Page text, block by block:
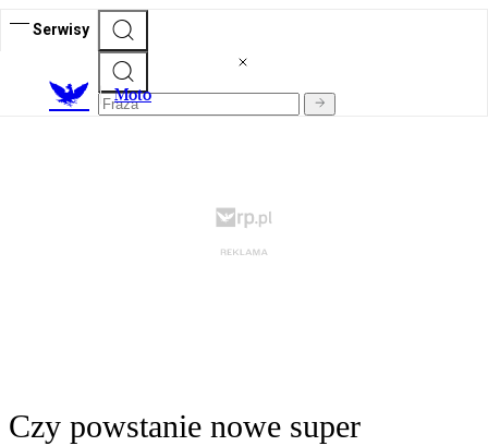
Serwisy
Moto
Czy powstanie nowe super